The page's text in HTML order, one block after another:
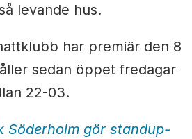
levande hus.
har premiär den 8
sedan öppet fredagar
22-03.
Söderholm gör standup-